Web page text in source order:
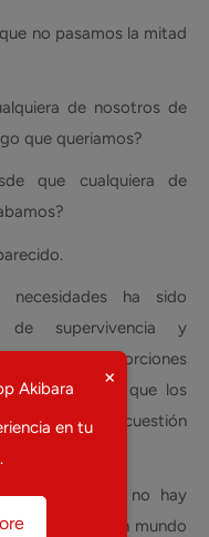
no pasamos la mitad
de nosotros de
que queriamos?
que cualquiera de
ha sido
de supervivencia y
de proporciones
provocando que los
los vivos. En cuestión
de abarrotes, no hay
por cable. En un mundo
×
Akibara
en tu